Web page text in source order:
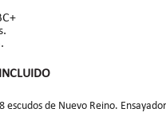
escudos de Nuevo Reino. Ensayador